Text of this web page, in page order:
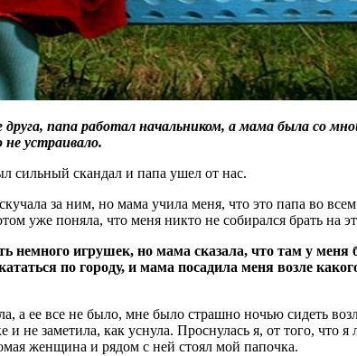
папа работал начальником, а мама была со
устраивало.
сильный скандал и папа ушел от нас.
за ним, но мама учила меня, что это папа во
уже поняла, что меня никто не собирался брать на
немного игрушек, но мама сказала, что там у
по городу, и мама посадила меня возле
а ее все не было, мне было страшно ночью сидеть
и не заметила, как уснула. Проснулась я, от того,
женщина и рядом с ней стоял мой папочка.